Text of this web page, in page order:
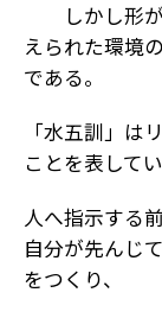
しかし形が
えられた環境
である。
「水五訓」は
ことを表してい
人へ指示する
自分が先んじ
をつくり、